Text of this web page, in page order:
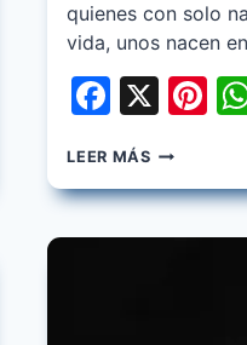
quienes con solo
vida, unos nacen
X
LEER MÁS
TRIPOLAR